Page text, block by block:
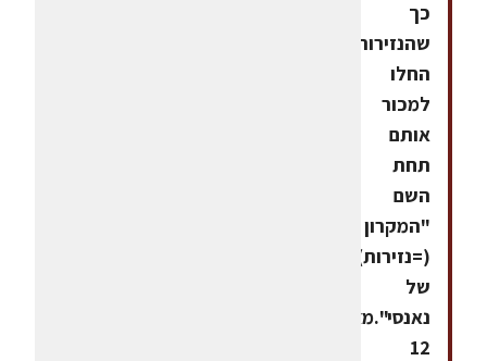
כך
שהנזירות
החלו
למכור
אותם
תחת
השם
"המקרון
(=נזירות)
של
נאנסי".מצרכים
12